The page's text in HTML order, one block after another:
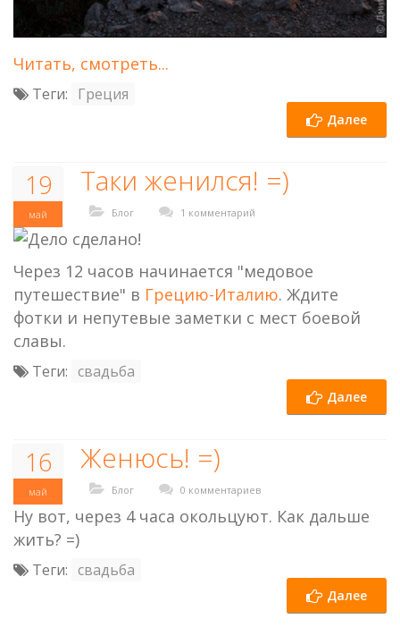
Читать, смотреть...
Теги: Греция
Далее
19
май
Таки женился! =)
Блог 1 комментарий
Через 12 часов начинается "медовое
путешествие" в Грецию-Италию. Ждите
фотки и непутевые заметки с мест боевой
славы.
Теги: свадьба
Далее
16
май
Женюсь! =)
Блог 0 комментариев
Ну вот, через 4 часа окольцуют. Как дальше
жить? =)
Теги: свадьба
Далее